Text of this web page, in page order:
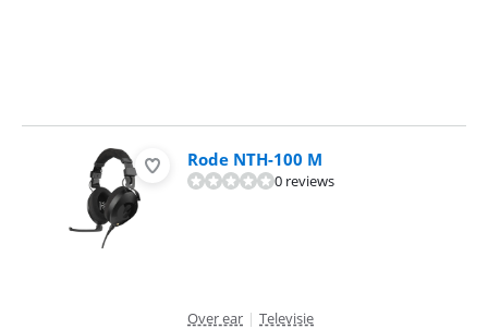
Rode NTH-100 M
0 reviews
Over ear | Televisie